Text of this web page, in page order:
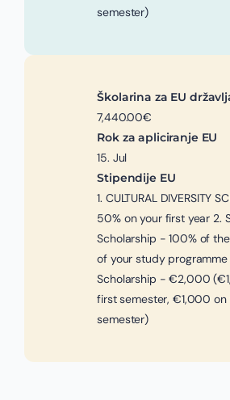
semester)
Školarina za EU
7,440.00€
Rok za apliciranje EU
15. Jul
Stipendije EU
1. CULTURAL DIVERSITY
50% on your first year 2.
Scholarship - 100% of
of your study programme
Scholarship - €2,000
first semester, €1,000 on
semester)